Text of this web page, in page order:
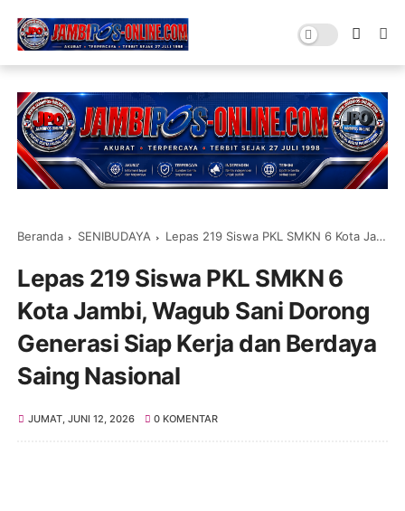
Beranda SENIBUDAYA Lepas 219 Siswa PKL SMKN 6 Kota Jambi, Wagub Sani Dorong Generasi Siap Kerja dan Berdaya Saing Nasional
Lepas 219 Siswa PKL SMKN 6
Kota Jambi, Wagub Sani Dorong
Generasi Siap Kerja dan Berdaya
Saing Nasional
JUMAT, JUNI 12, 2026 0 KOMENTAR